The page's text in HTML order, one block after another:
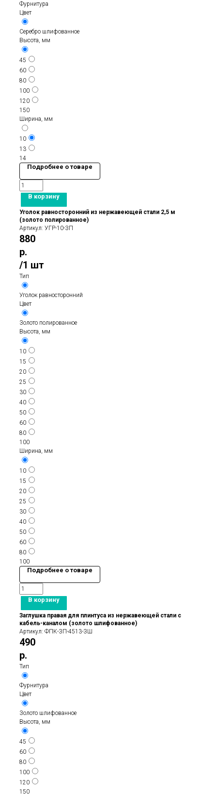
Фурнитура
Цвет
Серебро шлифованное
Высота, мм
45
60
80
100
120
150
Ширина, мм
10
13
14
Подробнее о товаре
В корзину
Уголок равносторонний из нержавеющей стали 2,5 м
(золото полированное)
Артикул: УГР-10-ЗП
880
р.
/1 шт
Тип
Уголок равносторонний
Цвет
Золото полированное
Высота, мм
10
15
20
25
30
40
50
60
80
100
Ширина, мм
10
15
20
25
30
40
50
60
80
100
Подробнее о товаре
В корзину
Заглушка правая для плинтуса из нержавеющей стали с
кабель-каналом (золото шлифованное)
Артикул: ФПК-ЗП-4513-ЗШ
490
р.
Тип
Фурнитура
Цвет
Золото шлифованное
Высота, мм
45
60
80
100
120
150